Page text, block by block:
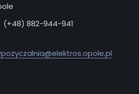
(+48) 882-944-941